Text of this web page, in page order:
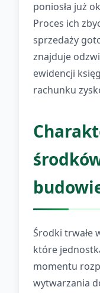
poniosła już
Proces ich
sprzedaży
znajduje
ewidencji
rachunku
Środki trwałe
które
momentu
wytwarzania